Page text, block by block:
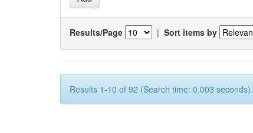
Results/Page | Sort items by
Results 1-10 of 92 (Search time: 0.003 seconds).